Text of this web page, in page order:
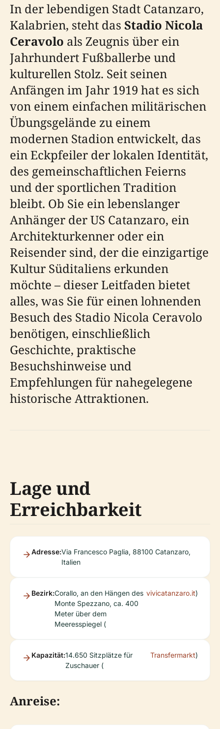
In der lebendigen Stadt Catanzaro,
Kalabrien, steht das Stadio Nicola
Ceravolo als Zeugnis über ein
Jahrhundert Fußballerbe und
kulturellen Stolz. Seit seinen
Anfängen im Jahr 1919 hat es sich
von einem einfachen militärischen
Übungsgelände zu einem
modernen Stadion entwickelt, das
ein Eckpfeiler der lokalen Identität,
des gemeinschaftlichen Feierns
und der sportlichen Tradition
bleibt. Ob Sie ein lebenslanger
Anhänger der US Catanzaro, ein
Architekturkenner oder ein
Reisender sind, der die einzigartige
Kultur Süditaliens erkunden
möchte – dieser Leitfaden bietet
alles, was Sie für einen lohnenden
Besuch des Stadio Nicola Ceravolo
benötigen, einschließlich
Geschichte, praktische
Besuchshinweise und
Empfehlungen für nahegelegene
historische Attraktionen.
Lage und
Erreichbarkeit
Adresse:Via Francesco Paglia, 88100 Catanzaro,
Italien
Bezirk:Corallo, an den Hängen des
Monte Spezzano, ca. 400
Meter über dem
Meeresspiegel (
vivicatanzaro.it)
Kapazität:14.650 Sitzplätze für
Zuschauer (
Transfermarkt)
Anreise: